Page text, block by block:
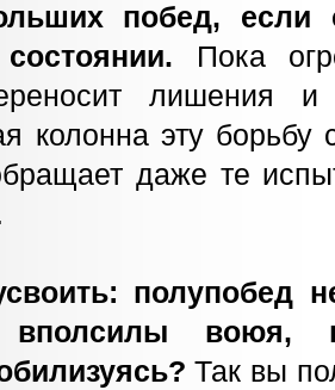
побед, если
Пока
лишения
колонна эту борьбу
даже те
полупобед
вполсилы воюя,
Так вы